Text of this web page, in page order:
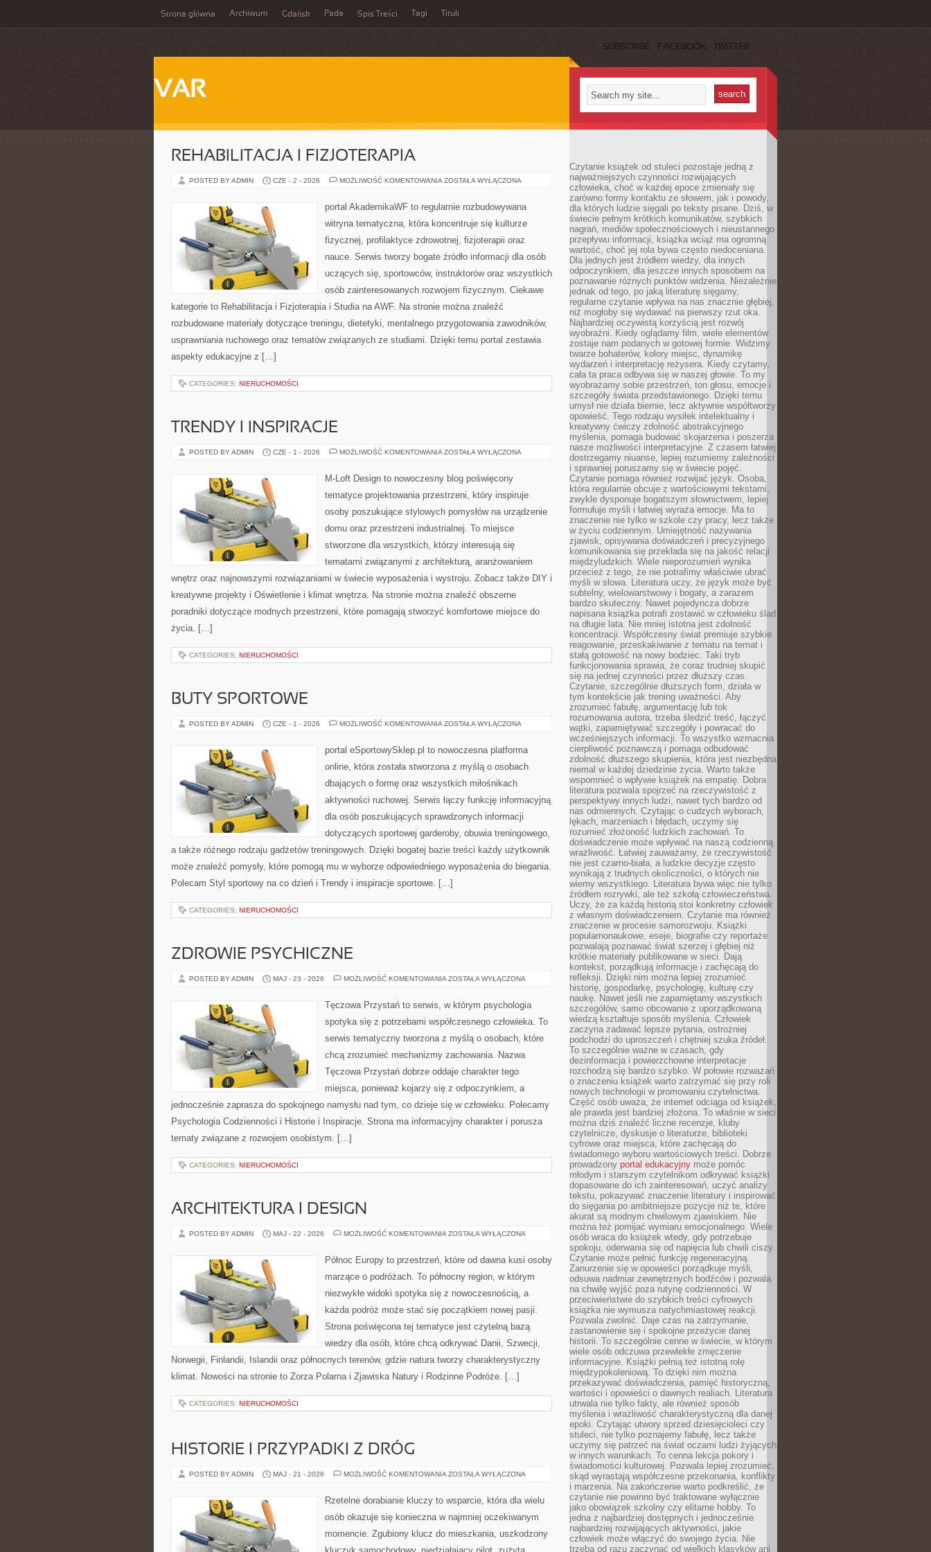
Strona główna Archiwum Gdańsk Pada Spis Treści Tagi Tituli
SUBSCRIBE FACEBOOK TWITTER
VAR
REHABILITACJA I FIZJOTERAPIA
POSTED BY ADMIN CZE - 2 - 2026 MOŻLIWOŚĆ KOMENTOWANIA REHABILITACJA
ZOSTAŁA WYŁĄCZONA
portal AkademikaWF to regularnie rozbudowywana
witryna tematyczna, która koncentruje się kulturze
fizycznej, profilaktyce zdrowotnej, fizjoterapii oraz
nauce. Serwis tworzy bogate źródło informacji dla osób
uczących się, sportowców, instruktorów oraz wszystkich
osób zainteresowanych rozwojem fizycznym. Ciekawe
kategorie to Rehabilitacja i Fizjoterapia i Studia na AWF. Na stronie można znaleźć
rozbudowane materiały dotyczące treningu, dietetyki, mentalnego przygotowania zawodników,
usprawniania ruchowego oraz tematów związanych ze studiami. Dzięki temu portal zestawia
aspekty edukacyjne z […]
CATEGORIES: NIERUCHOMOŚCI
TRENDY I INSPIRACJE
POSTED BY ADMIN CZE - 1 - 2026 MOŻLIWOŚĆ KOMENTOWANIA TRENDY
ZOSTAŁA WYŁĄCZONA
M-Loft Design to nowoczesny blog poświęcony
tematyce projektowania przestrzeni, który inspiruje
osoby poszukujące stylowych pomysłów na urządzenie
domu oraz przestrzeni industrialnej. To miejsce
stworzone dla wszystkich, którzy interesują się
tematami związanymi z architekturą, aranżowaniem
wnętrz oraz najnowszymi rozwiązaniami w świecie wyposażenia i wystroju. Zobacz także DIY i
kreatywne projekty i Oświetlenie i klimat wnętrza. Na stronie można znaleźć obszerne
poradniki dotyczące modnych przestrzeni, które pomagają stworzyć komfortowe miejsce do
życia. […]
CATEGORIES: NIERUCHOMOŚCI
BUTY SPORTOWE
POSTED BY ADMIN CZE - 1 - 2026 MOŻLIWOŚĆ KOMENTOWANIA BUTY
ZOSTAŁA WYŁĄCZONA
portal eSportowySklep.pl to nowoczesna platforma
online, która została stworzona z myślą o osobach
dbających o formę oraz wszystkich miłośnikach
aktywności ruchowej. Serwis łączy funkcję informacyjną
dla osób poszukujących sprawdzonych informacji
dotyczących sportowej garderoby, obuwia treningowego,
a także różnego rodzaju gadżetów treningowych. Dzięki bogatej bazie treści każdy użytkownik
może znaleźć pomysły, które pomogą mu w wyborze odpowiedniego wyposażenia do biegania.
Polecam Styl sportowy na co dzień i Trendy i inspiracje sportowe. […]
CATEGORIES: NIERUCHOMOŚCI
ZDROWIE PSYCHICZNE
POSTED BY ADMIN MAJ - 23 - 2026 MOŻLIWOŚĆ KOMENTOWANIA ZDROWIE
ZOSTAŁA WYŁĄCZONA
Tęczowa Przystań to serwis, w którym psychologia
spotyka się z potrzebami współczesnego człowieka. To
serwis tematyczny tworzona z myślą o osobach, które
chcą zrozumieć mechanizmy zachowania. Nazwa
Tęczowa Przystań dobrze oddaje charakter tego
miejsca, ponieważ kojarzy się z odpoczynkiem, a
jednocześnie zaprasza do spokojnego namysłu nad tym, co dzieje się w człowieku. Polecamy
Psychologia Codzienności i Historie i Inspiracje. Strona ma informacyjny charakter i porusza
tematy związane z rozwojem osobistym. […]
CATEGORIES: NIERUCHOMOŚCI
ARCHITEKTURA I DESIGN
POSTED BY ADMIN MAJ - 22 - 2026 MOŻLIWOŚĆ KOMENTOWANIA ARCHITEKTURA
ZOSTAŁA WYŁĄCZONA
Północ Europy to przestrzeń, które od dawna kusi osoby
marzące o podróżach. To północny region, w którym
niezwykłe widoki spotyka się z nowoczesnością, a
każda podróż może stać się początkiem nowej pasji.
Strona poświęcona tej tematyce jest czytelną bazą
wiedzy dla osób, które chcą odkrywać Danii, Szwecji,
Norwegii, Finlandii, Islandii oraz północnych terenów, gdzie natura tworzy charakterystyczny
klimat. Nowości na stronie to Zorza Polarna i Zjawiska Natury i Rodzinne Podróże. […]
CATEGORIES: NIERUCHOMOŚCI
HISTORIE I PRZYPADKI Z DRÓG
POSTED BY ADMIN MAJ - 21 - 2026 MOŻLIWOŚĆ KOMENTOWANIA HISTORIE
DRÓG
ZOSTAŁA WYŁĄCZONA
Rzetelne dorabianie kluczy to wsparcie, która dla wielu
osób okazuje się konieczna w najmniej oczekiwanym
momencie. Zgubiony klucz do mieszkania, uszkodzony
Czytanie książek od stuleci pozostaje jedną z
najważniejszych czynności rozwijających
człowieka, choć w każdej epoce zmieniały się
zarówno formy kontaktu ze słowem, jak i powody,
dla których ludzie sięgali po teksty pisane. Dziś, w
świecie pełnym krótkich komunikatów, szybkich
nagrań, mediów społecznościowych i nieustannego
przepływu informacji, książka wciąż ma ogromną
wartość, choć jej rola bywa często niedoceniana.
Dla jednych jest źródłem wiedzy, dla innych
odpoczynkiem, dla jeszcze innych sposobem na
poznawanie różnych punktów widzenia. Niezależnie
jednak od tego, po jaką literaturę sięgamy,
regularne czytanie wpływa na nas znacznie głębiej,
niż mogłoby się wydawać na pierwszy rzut oka.
Najbardziej oczywistą korzyścią jest rozwój
wyobraźni. Kiedy oglądamy film, wiele elementów
zostaje nam podanych w gotowej formie. Widzimy
twarze bohaterów, kolory miejsc, dynamikę
wydarzeń i interpretację reżysera. Kiedy czytamy,
cała ta praca odbywa się w naszej głowie. To my
wyobrażamy sobie przestrzeń, ton głosu, emocje i
szczegóły świata przedstawionego. Dzięki temu
umysł nie działa biernie, lecz aktywnie współtworzy
opowieść. Tego rodzaju wysiłek intelektualny i
kreatywny ćwiczy zdolność abstrakcyjnego
myślenia, pomaga budować skojarzenia i poszerza
nasze możliwości interpretacyjne. Z czasem łatwiej
dostrzegamy niuanse, lepiej rozumiemy zależności
i sprawniej poruszamy się w świecie pojęć.
Czytanie pomaga również rozwijać język. Osoba,
która regularnie obcuje z wartościowymi tekstami,
zwykle dysponuje bogatszym słownictwem, lepiej
formułuje myśli i łatwiej wyraża emocje. Ma to
znaczenie nie tylko w szkole czy pracy, lecz także
w życiu codziennym. Umiejętność nazywania
zjawisk, opisywania doświadczeń i precyzyjnego
komunikowania się przekłada się na jakość relacji
międzyludzkich. Wiele nieporozumień wynika
przecież z tego, że nie potrafimy właściwie ubrać
myśli w słowa. Literatura uczy, że język może być
subtelny, wielowarstwowy i bogaty, a zarazem
bardzo skuteczny. Nawet pojedyncza dobrze
napisana książka potrafi zostawić w człowieku ślad
na długie lata. Nie mniej istotna jest zdolność
koncentracji. Współczesny świat premiuje szybkie
reagowanie, przeskakiwanie z tematu na temat i
stałą gotowość na nowy bodziec. Taki tryb
funkcjonowania sprawia, że coraz trudniej skupić
się na jednej czynności przez dłuższy czas.
Czytanie, szczególnie dłuższych form, działa w
tym kontekście jak trening uważności. Aby
zrozumieć fabułę, argumentację lub tok
rozumowania autora, trzeba śledzić treść, łączyć
wątki, zapamiętywać szczegóły i powracać do
wcześniejszych informacji. To wszystko wzmacnia
cierpliwość poznawczą i pomaga odbudować
zdolność dłuższego skupienia, która jest niezbędna
niemal w każdej dziedzinie życia. Warto także
wspomnieć o wpływie książek na empatię. Dobra
literatura pozwala spojrzeć na rzeczywistość z
perspektywy innych ludzi, nawet tych bardzo od
nas odmiennych. Czytając o cudzych wyborach,
lękach, marzeniach i błędach, uczymy się
rozumieć złożoność ludzkich zachowań. To
doświadczenie może wpływać na naszą codzienną
wrażliwość. Łatwiej zauważamy, że rzeczywistość
nie jest czarno-biała, a ludzkie decyzje często
wynikają z trudnych okoliczności, o których nie
wiemy wszystkiego. Literatura bywa więc nie tylko
źródłem rozrywki, ale też szkołą człowieczeństwa.
Uczy, że za każdą historią stoi konkretny człowiek
z własnym doświadczeniem. Czytanie ma również
znaczenie w procesie samorozwoju. Książki
popularnonaukowe, eseje, biografie czy reportaże
pozwalają poznawać świat szerzej i głębiej niż
krótkie materiały publikowane w sieci. Dają
kontekst, porządkują informacje i zachęcają do
refleksji. Dzięki nim można lepiej zrozumieć
historię, gospodarkę, psychologię, kulturę czy
naukę. Nawet jeśli nie zapamiętamy wszystkich
szczegółów, samo obcowanie z uporządkowaną
wiedzą kształtuje sposób myślenia. Człowiek
zaczyna zadawać lepsze pytania, ostrożniej
podchodzi do uproszczeń i chętniej szuka źródeł.
To szczególnie ważne w czasach, gdy
dezinformacja i powierzchowne interpretacje
rozchodzą się bardzo szybko. W połowie rozważań
o znaczeniu książek warto zatrzymać się przy roli
nowych technologii w promowaniu czytelnictwa.
Część osób uważa, że internet odciąga od książek,
ale prawda jest bardziej złożona. To właśnie w sieci
można dziś znaleźć liczne recenzje, kluby
czytelnicze, dyskusje o literaturze, biblioteki
cyfrowe oraz miejsca, które zachęcają do
świadomego wyboru wartościowych treści. Dobrze
prowadzony portal edukacyjny może pomóc
młodym i starszym czytelnikom odkrywać książki
dopasowane do ich zainteresowań, uczyć analizy
tekstu, pokazywać znaczenie literatury i inspirować
do sięgania po ambitniejsze pozycje niż te, które
akurat są modnym chwilowym zjawiskiem. Nie
można też pomijać wymiaru emocjonalnego. Wiele
osób wraca do książek wtedy, gdy potrzebuje
spokoju, oderwania się od napięcia lub chwili ciszy.
Czytanie może pełnić funkcję regeneracyjną.
Zanurzenie się w opowieści porządkuje myśli,
odsuwa nadmiar zewnętrznych bodźców i pozwala
na chwilę wyjść poza rutynę codzienności. W
przeciwieństwie do szybkich treści cyfrowych
książka nie wymusza natychmiastowej reakcji.
Pozwala zwolnić. Daje czas na zatrzymanie,
zastanowienie się i spokojne przeżycie danej
historii. To szczególnie cenne w świecie, w którym
wiele osób odczuwa przewlekłe zmęczenie
informacyjne. Książki pełnią też istotną rolę
międzypokoleniową. To dzięki nim można
przekazywać doświadczenia, pamięć historyczną,
wartości i opowieści o dawnych realiach. Literatura
utrwala nie tylko fakty, ale również sposób
myślenia i wrażliwość charakterystyczną dla danej
epoki. Czytając utwory sprzed dziesięcioleci czy
stuleci, nie tylko poznajemy fabułę, lecz także
uczymy się patrzeć na świat oczami ludzi żyjących
w innych warunkach. To cenna lekcja pokory i
świadomości kulturowej. Pozwala lepiej zrozumieć,
skąd wyrastają współczesne przekonania, konflikty
i marzenia. Na zakończenie warto podkreślić, że
czytanie nie powinno być traktowane wyłącznie
jako obowiązek szkolny czy elitarne hobby. To
jedna z najbardziej dostępnych i jednocześnie
najbardziej rozwijających aktywności, jakie
człowiek może włączyć do swojego życia. Nie
trzeba od razu zaczynać od wielkich klasyków ani